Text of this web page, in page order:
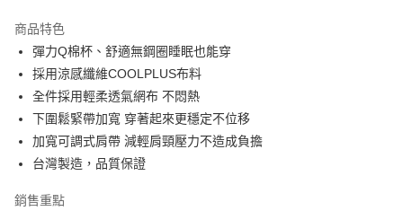
Apple Pay
街口支付
悠遊付
全盈+PAY
相關說明
商品特色
彈力Q棉杯、舒適無鋼圈睡眠也能穿
採用涼感纖維COOLPLUS布料
全件採用輕柔透氣網布 不悶熱
下圍鬆緊帶加寬 穿著起來更穩定不位移
加寬可調式肩帶 減輕肩頸壓力不造成負擔
台灣製造，品質保證
銷售重點